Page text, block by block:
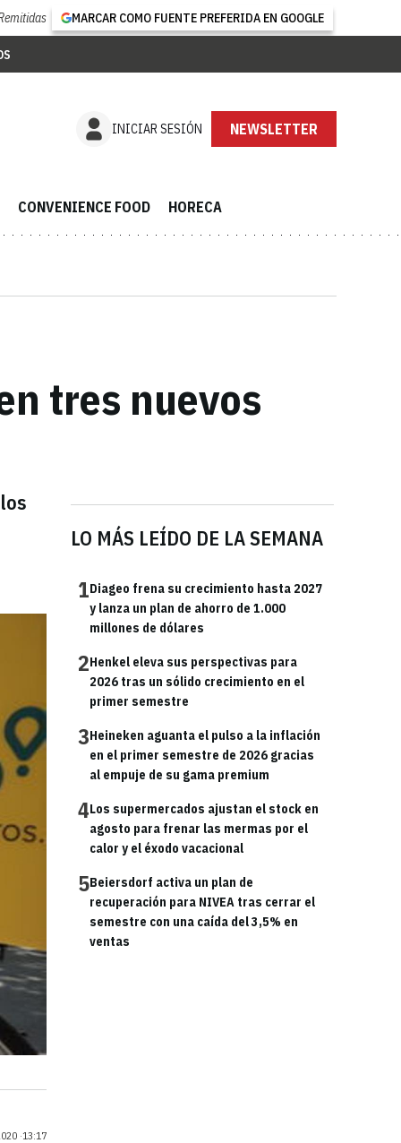
MARCAR COMO FUENTE PREFERIDA EN GOOGLE
INICIAR SESIÓN NEWSLETTER
CONVENIENCE FOOD HORECA
tres nuevos
LO MÁS LEÍDO DE LA SEMANA
1Diageo frena su crecimiento hasta 2027
y lanza un plan de ahorro de 1.000
millones de dólares
2Henkel eleva sus perspectivas para
2026 tras un sólido crecimiento en el
primer semestre
3Heineken aguanta el pulso a la inflación
en el primer semestre de 2026 gracias
al empuje de su gama premium
4Los supermercados ajustan el stock en
agosto para frenar las mermas por el
calor y el éxodo vacacional
5Beiersdorf activa un plan de
recuperación para NIVEA tras cerrar el
semestre con una caída del 3,5% en
ventas
·13:17